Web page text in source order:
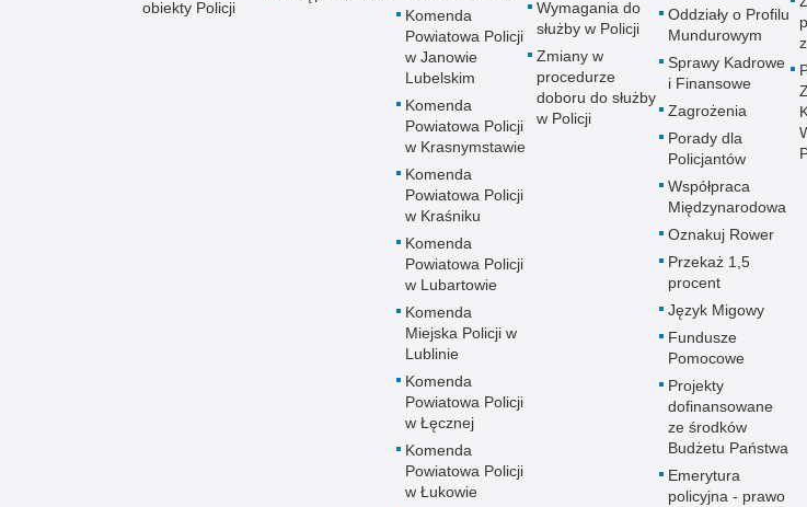
obiekty Policji
Komenda
Powiatowa Policji
w Janowie
Lubelskim
Komenda
Powiatowa Policji
w Krasnymstawie
Komenda
Powiatowa Policji
w Kraśniku
Komenda
Powiatowa Policji
w Lubartowie
Komenda
Miejska Policji w
Lublinie
Komenda
Powiatowa Policji
w Łęcznej
Komenda
Powiatowa Policji
w Łukowie
Wymagania do
służby w Policji
Zmiany w
procedurze
doboru do służby
w Policji
Oddziały o Profilu
Mundurowym
Sprawy Kadrowe
i Finansowe
Zagrożenia
Porady dla
Policjantów
Współpraca
Międzynarodowa
Oznakuj Rower
Przekaż 1,5
procent
Język Migowy
Fundusze
Pomocowe
Projekty
dofinansowane
ze środków
Budżetu Państwa
Emerytura
policyjna - prawo